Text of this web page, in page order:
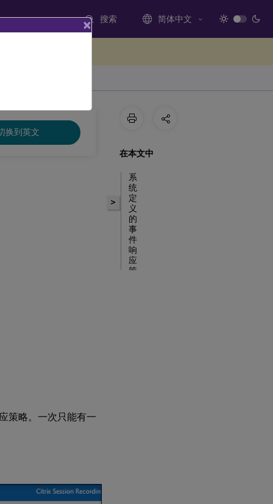
搜索 简体中文
换到英文
策略。一次只能有一
>
在本文中
系
统
定
义
的
事
件
响
应
策
×